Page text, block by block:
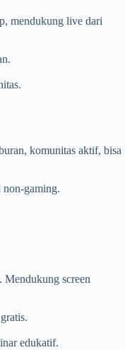
mendukung live dari
komunitas aktif, bisa
non-gaming.
Mendukung screen
edukatif.